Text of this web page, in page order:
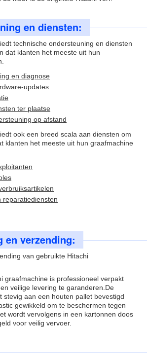
en diensten:
technische ondersteuning en diensten
dat klanten het meeste uit hun
en diagnose
updates
ter plaatse
op afstand
ook een breed scala aan diensten om
klanten het meeste uit hun graafmachine
reparatiediensten
en verzending:
van gebruikte Hitachi
graafmachine is professioneel verpakt
veilige levering te garanderen.De
stevig aan een houten pallet bevestigd
gewikkeld om te beschermen tegen
wordt vervolgens in een kartonnen doos
voor veilig vervoer.